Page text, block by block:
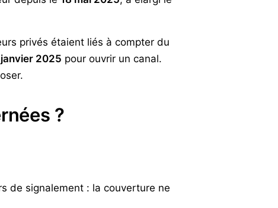
privés étaient liés à compter du
janvier 2025 pour ouvrir un canal.
?
de signalement : la couverture ne